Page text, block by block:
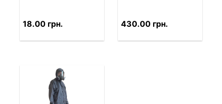
18.00 грн. 430.00 грн.